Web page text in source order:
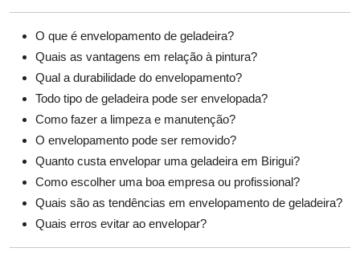
O que é envelopamento de geladeira?
Quais as vantagens em relação à pintura?
Qual a durabilidade do envelopamento?
Todo tipo de geladeira pode ser envelopada?
Como fazer a limpeza e manutenção?
O envelopamento pode ser removido?
Quanto custa envelopar uma geladeira em Birigui?
Como escolher uma boa empresa ou profissional?
Quais são as tendências em envelopamento de geladeira?
Quais erros evitar ao envelopar?